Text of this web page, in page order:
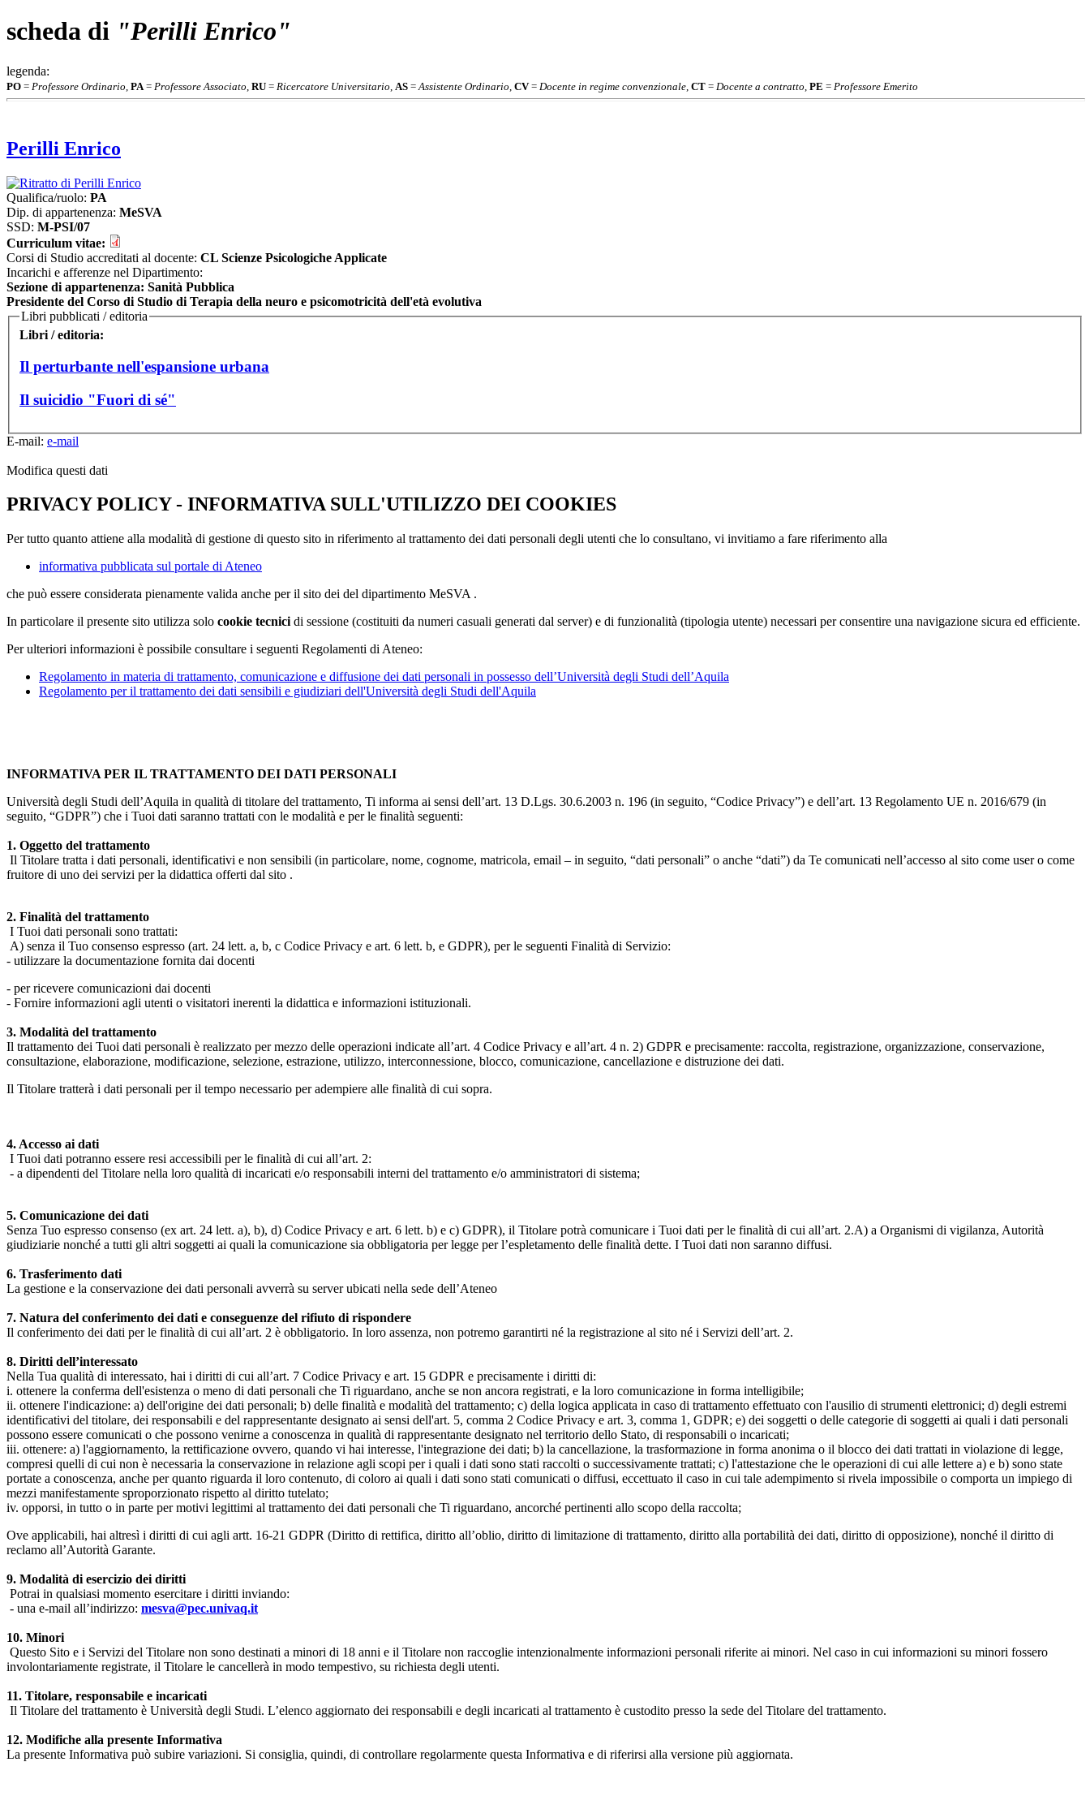
scheda di "Perilli Enrico"
legenda:
PO = Professore Ordinario PA = Professore Associato RU = Ricercatore Universitario AS = Assistente Ordinario CV= Docente in regime convenzionale CT = Docente a contratto PE = Professore Emerito
Perilli Enrico
Qualifica/ruolo: PA
Dip. di appartenenza: MeSVA
SSD: M-PSI/07
Curriculum vitae:
Corsi di Studio accreditati al docente: CL Scienze Psicologiche Applicate
Incarichi e afferenze nel Dipartimento:
Sezione di appartenenza: Sanità Pubblica
Presidente del Corso di Studio di Terapia della neuro e psicomotricità dell'età evolutiva
Libri pubblicati / editoria
Libri / editoria:
Il perturbante nell'espansione urbana
Il suicidio "Fuori di sé"
E-mail: e-mail
Modifica questi dati
PRIVACY POLICY - INFORMATIVA SULL'UTILIZZO DEI COOKIES
Per tutto quanto attiene alla modalità di gestione di questo sito in riferimento al trattamento dei dati personali degli utenti che lo consultano, vi invitiamo a fare riferimento alla
informativa pubblicata sul portale di Ateneo
che può essere considerata pienamente valida anche per il sito dei del dipartimento MeSVA .
In particolare il presente sito utilizza solo cookie tecnici di sessione (costituiti da numeri casuali generati dal server) e di funzionalità (tipologia utente) necessari per consentire una navigazione sicura ed efficiente.
Per ulteriori informazioni è possibile consultare i seguenti Regolamenti di Ateneo:
Regolamento in materia di trattamento, comunicazione e diffusione dei dati personali in possesso dell’Università degli Studi dell’Aquila
Regolamento per il trattamento dei dati sensibili e giudiziari dell'Università degli Studi dell'Aquila
INFORMATIVA PER IL TRATTAMENTO DEI DATI PERSONALI
Università degli Studi dell’Aquila in qualità di titolare del trattamento, Ti informa ai sensi dell’art. 13 D.Lgs. 30.6.2003 n. 196 (in seguito, “Codice Privacy”) e dell’art. 13 Regolamento UE n. 2016/679 (in
seguito, “GDPR”) che i Tuoi dati saranno trattati con le modalità e per le finalità seguenti:
1. Oggetto del trattamento
Il Titolare tratta i dati personali, identificativi e non sensibili (in particolare, nome, cognome, matricola, email – in seguito, “dati personali” o anche “dati”) da Te comunicati nell’accesso al sito come user o come
fruitore di uno dei servizi per la didattica offerti dal sito .
2. Finalità del trattamento
I Tuoi dati personali sono trattati:
A) senza il Tuo consenso espresso (art. 24 lett. a, b, c Codice Privacy e art. 6 lett. b, e GDPR), per le seguenti Finalità di Servizio:
- utilizzare la documentazione fornita dai docenti
- per ricevere comunicazioni dai docenti
- Fornire informazioni agli utenti o visitatori inerenti la didattica e informazioni istituzionali.
3. Modalità del trattamento
Il trattamento dei Tuoi dati personali è realizzato per mezzo delle operazioni indicate all’art. 4 Codice Privacy e all’art. 4 n. 2) GDPR e precisamente: raccolta, registrazione, organizzazione, conservazione,
consultazione, elaborazione, modificazione, selezione, estrazione, utilizzo, interconnessione, blocco, comunicazione, cancellazione e distruzione dei dati.
Il Titolare tratterà i dati personali per il tempo necessario per adempiere alle finalità di cui sopra.
4. Accesso ai dati
I Tuoi dati potranno essere resi accessibili per le finalità di cui all’art. 2:
- a dipendenti del Titolare nella loro qualità di incaricati e/o responsabili interni del trattamento e/o amministratori di sistema;
5. Comunicazione dei dati
Senza Tuo espresso consenso (ex art. 24 lett. a), b), d) Codice Privacy e art. 6 lett. b) e c) GDPR), il Titolare potrà comunicare i Tuoi dati per le finalità di cui all’art. 2.A) a Organismi di vigilanza, Autorità
giudiziarie nonché a tutti gli altri soggetti ai quali la comunicazione sia obbligatoria per legge per l’espletamento delle finalità dette. I Tuoi dati non saranno diffusi.
6. Trasferimento dati
La gestione e la conservazione dei dati personali avverrà su server ubicati nella sede dell’Ateneo
7. Natura del conferimento dei dati e conseguenze del rifiuto di rispondere
Il conferimento dei dati per le finalità di cui all’art. 2 è obbligatorio. In loro assenza, non potremo garantirti né la registrazione al sito né i Servizi dell’art. 2.
8. Diritti dell’interessato
Nella Tua qualità di interessato, hai i diritti di cui all’art. 7 Codice Privacy e art. 15 GDPR e precisamente i diritti di:
i. ottenere la conferma dell'esistenza o meno di dati personali che Ti riguardano, anche se non ancora registrati, e la loro comunicazione in forma intelligibile;
ii. ottenere l'indicazione: a) dell'origine dei dati personali; b) delle finalità e modalità del trattamento; c) della logica applicata in caso di trattamento effettuato con l'ausilio di strumenti elettronici; d) degli estremi
identificativi del titolare, dei responsabili e del rappresentante designato ai sensi dell'art. 5, comma 2 Codice Privacy e art. 3, comma 1, GDPR; e) dei soggetti o delle categorie di soggetti ai quali i dati personali
possono essere comunicati o che possono venirne a conoscenza in qualità di rappresentante designato nel territorio dello Stato, di responsabili o incaricati;
iii. ottenere: a) l'aggiornamento, la rettificazione ovvero, quando vi hai interesse, l'integrazione dei dati; b) la cancellazione, la trasformazione in forma anonima o il blocco dei dati trattati in violazione di legge,
compresi quelli di cui non è necessaria la conservazione in relazione agli scopi per i quali i dati sono stati raccolti o successivamente trattati; c) l'attestazione che le operazioni di cui alle lettere a) e b) sono state
portate a conoscenza, anche per quanto riguarda il loro contenuto, di coloro ai quali i dati sono stati comunicati o diffusi, eccettuato il caso in cui tale adempimento si rivela impossibile o comporta un impiego di
mezzi manifestamente sproporzionato rispetto al diritto tutelato;
iv. opporsi, in tutto o in parte per motivi legittimi al trattamento dei dati personali che Ti riguardano, ancorché pertinenti allo scopo della raccolta;
Ove applicabili, hai altresì i diritti di cui agli artt. 16-21 GDPR (Diritto di rettifica, diritto all’oblio, diritto di limitazione di trattamento, diritto alla portabilità dei dati, diritto di opposizione), nonché il diritto di
reclamo all’Autorità Garante.
9. Modalità di esercizio dei diritti
Potrai in qualsiasi momento esercitare i diritti inviando:
- una e-mail all’indirizzo: mesva@pec.univaq.it
10. Minori
Questo Sito e i Servizi del Titolare non sono destinati a minori di 18 anni e il Titolare non raccoglie intenzionalmente informazioni personali riferite ai minori. Nel caso in cui informazioni su minori fossero
involontariamente registrate, il Titolare le cancellerà in modo tempestivo, su richiesta degli utenti.
11. Titolare, responsabile e incaricati
Il Titolare del trattamento è Università degli Studi. L’elenco aggiornato dei responsabili e degli incaricati al trattamento è custodito presso la sede del Titolare del trattamento.
12. Modifiche alla presente Informativa
La presente Informativa può subire variazioni. Si consiglia, quindi, di controllare regolarmente questa Informativa e di riferirsi alla versione più aggiornata.